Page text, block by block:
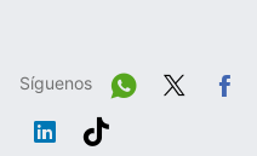
Síguenos
Wh